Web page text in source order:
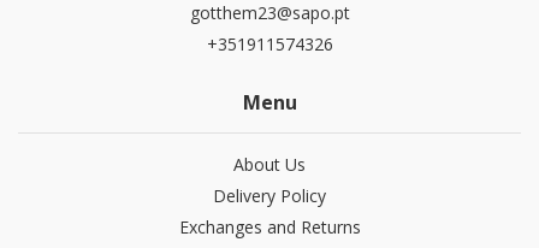
gotthem23@sapo.pt
+351911574326
Menu
About Us
Delivery Policy
Exchanges and Returns